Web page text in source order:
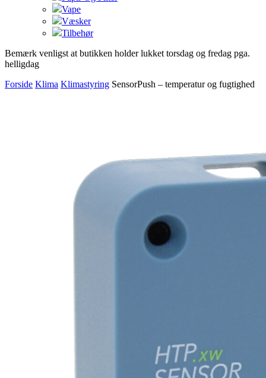
Vape
Væsker
Tilbehør
Bemærk venligst at butikken holder lukket torsdag og fredag pga.
helligdag
Forside Klima Klimastyring SensorPush – temperatur og fugtighed